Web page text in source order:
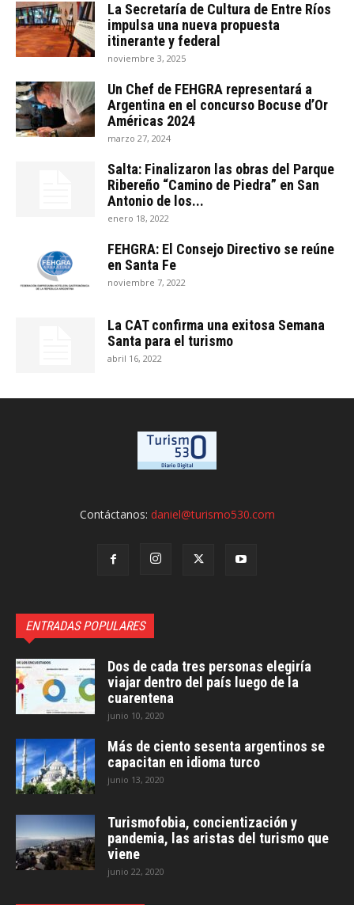
La Secretaría de Cultura de Entre Ríos
impulsa una nueva propuesta
itinerante y federal
noviembre 3, 2025
Un Chef de FEHGRA representará a
Argentina en el concurso Bocuse d’Or
Américas 2024
marzo 27, 2024
Salta: Finalizaron las obras del Parque
Ribereño “Camino de Piedra” en San
Antonio de los...
enero 18, 2022
FEHGRA: El Consejo Directivo se reúne
en Santa Fe
noviembre 7, 2022
La CAT confirma una exitosa Semana
Santa para el turismo
abril 16, 2022
Contáctanos: daniel@turismo530.com
ENTRADAS POPULARES
Dos de cada tres personas elegiría
viajar dentro del país luego de la
cuarentena
junio 10, 2020
Más de ciento sesenta argentinos se
capacitan en idioma turco
junio 13, 2020
Turismofobia, concientización y
pandemia, las aristas del turismo que
viene
junio 22, 2020